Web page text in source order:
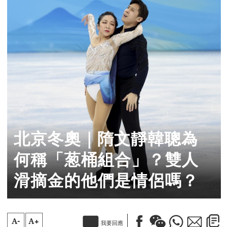
北京冬奧｜隋文靜韓聰為
何稱「葱桶組合」？雙人
滑摘金的他們是情侶嗎？
A- A+ 我要回應